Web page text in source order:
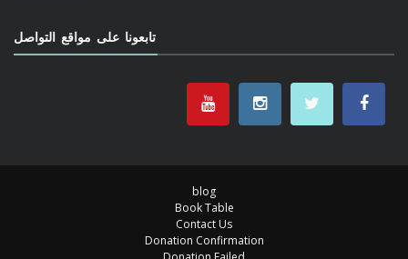
تابعونا على مواقع التواصل
blog
Book Table
Contact Us
Donation Confirmation